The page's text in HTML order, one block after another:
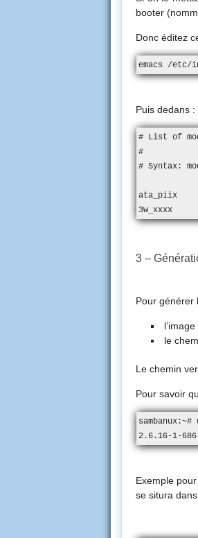
booter
Donc éditez
emacs /etc/
Puis dedans :
# List of
#
# Syntax:
ata_piix
3w_xxxx
3 –
Pour générer
le
Le chemin
Pour savoir
sambanux:~#
2.6.16-1-
Exemple
se situra